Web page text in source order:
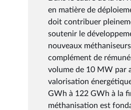
en matière de
doit contribuer
soutenir le
nouveaux
complément de
volume de 10 MW par
valorisation
GWh à 122 GWh à la
méthanisation est